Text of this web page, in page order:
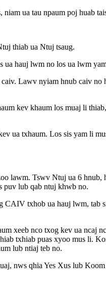
ua tau npaum poj huab
thiab ua Ntuj tsaug.
ua hauj lwm no los ua lwm
Lawv nyiam hnub caiv
kev khaum los muaj li
ua txhaum. Los sis yam li
lawm. Tswv Ntuj ua 6 hnub,
puv lub qab ntuj khwb no.
txhob ua hauj lwm, tab
xeeb nco txog kev ua ncaj
txhiab puas xyoo mus li.
lub ntiaj teb no.
nws qhia Yes Xus lub